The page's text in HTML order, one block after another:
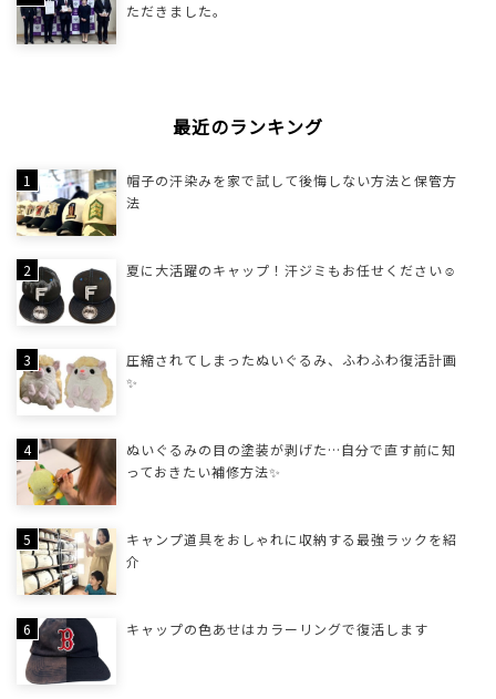
ただきました。
最近のランキング
帽子の汗染みを家で試して後悔しない方法と保管方
法
夏に大活躍のキャップ！汗ジミもお任せください☺
圧縮されてしまったぬいぐるみ、ふわふわ復活計画
✨
ぬいぐるみの目の塗装が剥げた…自分で直す前に知
っておきたい補修方法✨
キャンプ道具をおしゃれに収納する最強ラックを紹
介
キャップの色あせはカラーリングで復活します